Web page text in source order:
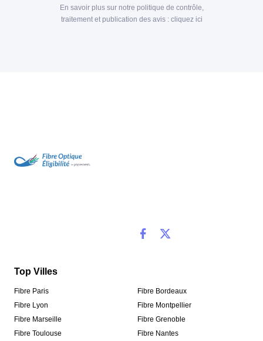
En savoir plus sur notre politique de contrôle,
traitement et publication des avis : cliquez ici
Top Villes
Fibre Paris
Fibre Lyon
Fibre Marseille
Fibre Toulouse
Fibre Bordeaux
Fibre Montpellier
Fibre Grenoble
Fibre Nantes